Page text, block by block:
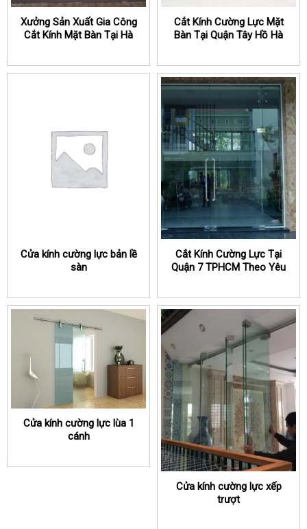
Xưởng Sản Xuất Gia Công
Cắt Kính Mặt Bàn Tại Hà
Cắt Kính Cường Lực Mặt
Bàn Tại Quận Tây Hồ Hà
Cửa kính cường lực bản lề
sàn
Cắt Kính Cường Lực Tại
Quận 7 TPHCM Theo Yêu
Cửa kính cường lực lùa 1
cánh
Cửa kính cường lực xếp
trượt